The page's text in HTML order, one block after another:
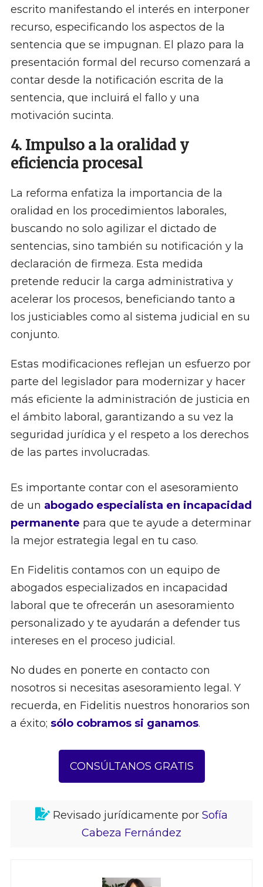
escrito manifestando el interés en interponer
recurso, especificando los aspectos de la
sentencia que se impugnan. El plazo para la
presentación formal del recurso comenzará a
contar desde la notificación escrita de la
sentencia, que incluirá el fallo y una
motivación sucinta. ​
4. Impulso a la oralidad y
eficiencia procesal
La reforma enfatiza la importancia de la
oralidad en los procedimientos laborales,
buscando no solo agilizar el dictado de
sentencias, sino también su notificación y la
declaración de firmeza. Esta medida
pretende reducir la carga administrativa y
acelerar los procesos, beneficiando tanto a
los justiciables como al sistema judicial en su
conjunto. ​
Estas modificaciones reflejan un esfuerzo por
parte del legislador para modernizar y hacer
más eficiente la administración de justicia en
el ámbito laboral, garantizando a su vez la
seguridad jurídica y el respeto a los derechos
de las partes involucradas.
Es importante contar con el asesoramiento
de un abogado especialista en incapacidad
permanente para que te ayude a determinar
la mejor estrategia legal en tu caso.
En Fidelitis contamos con un equipo de
abogados especializados en incapacidad
laboral que te ofrecerán un asesoramiento
personalizado y te ayudarán a defender tus
intereses en el proceso judicial.
No dudes en ponerte en contacto con
nosotros si necesitas asesoramiento legal. Y
recuerda, en Fidelitis nuestros honorarios son
a éxito; sólo cobramos si ganamos.
CONSÚLTANOS GRATIS
Revisado jurídicamente por Sofía
Cabeza Fernández